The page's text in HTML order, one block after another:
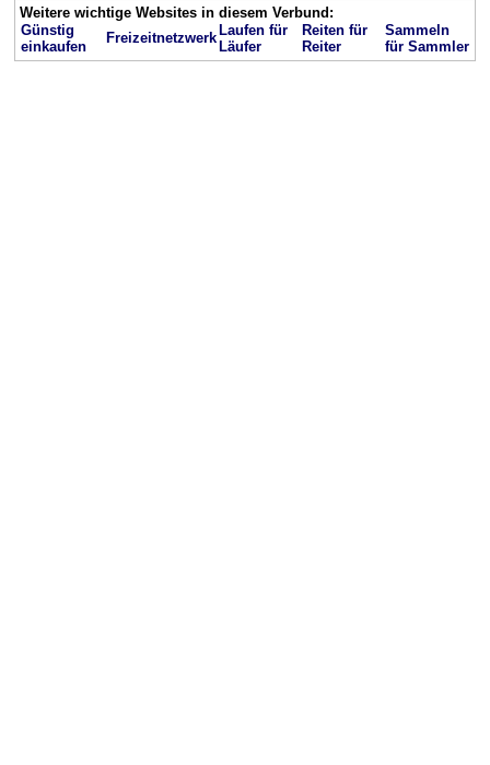
Weitere wichtige Websites in diesem Verbund:
Günstig
einkaufen
Freizeitnetzwerk Laufen für
Läufer
Reiten für
Reiter
Sammeln
für Sammler